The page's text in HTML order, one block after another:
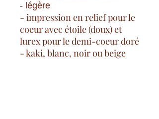
- légère
- impression en relief pour le
coeur avec étoile (doux) et
lurex pour le demi-coeur doré
- kaki, blanc, noir ou beige